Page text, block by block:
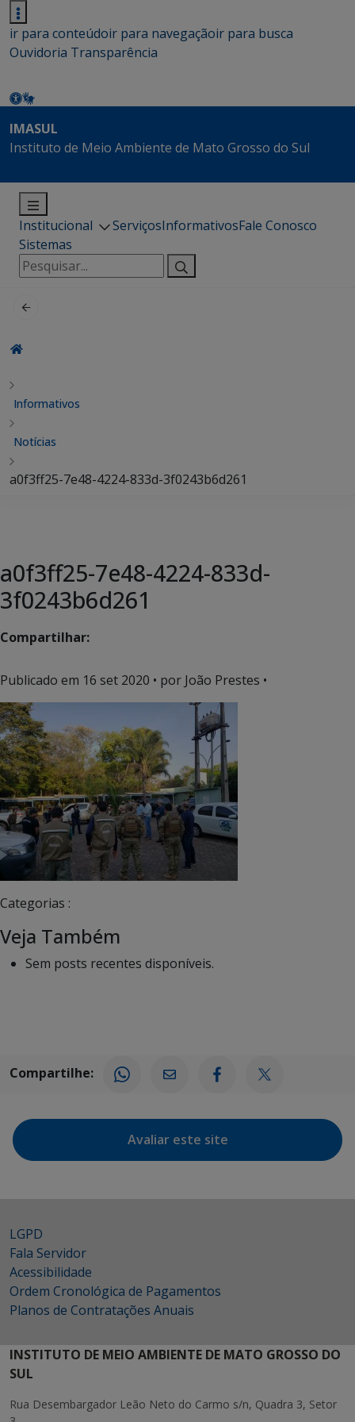
ir para conteúdoir para navegaçãoir para busca
Ouvidoria Transparência
IMASUL
Instituto de Meio Ambiente de Mato Grosso do Sul
Institucional ServiçosInformativosFale Conosco
Sistemas
Pesquisar
por:
Informativos
Notícias
a0f3ff25-7e48-4224-833d-3f0243b6d261
a0f3ff25-7e48-4224-833d-
3f0243b6d261
Compartilhar:
Publicado em 16 set 2020 • por João Prestes •
Categorias :
Veja Também
Sem posts recentes disponíveis.
Compartilhe:
Avaliar este site
LGPD
Fala Servidor
Acessibilidade
Ordem Cronológica de Pagamentos
Planos de Contratações Anuais
INSTITUTO DE MEIO AMBIENTE DE MATO GROSSO DO
SUL
Rua Desembargador Leão Neto do Carmo s/n, Quadra 3, Setor